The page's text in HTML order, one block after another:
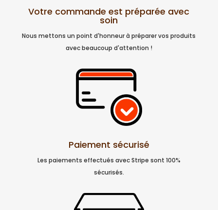
Votre commande est préparée avec
soin
Nous mettons un point d'honneur à préparer vos produits
avec beaucoup d'attention !
Paiement sécurisé
Les paiements effectués avec Stripe sont 100%
sécurisés.